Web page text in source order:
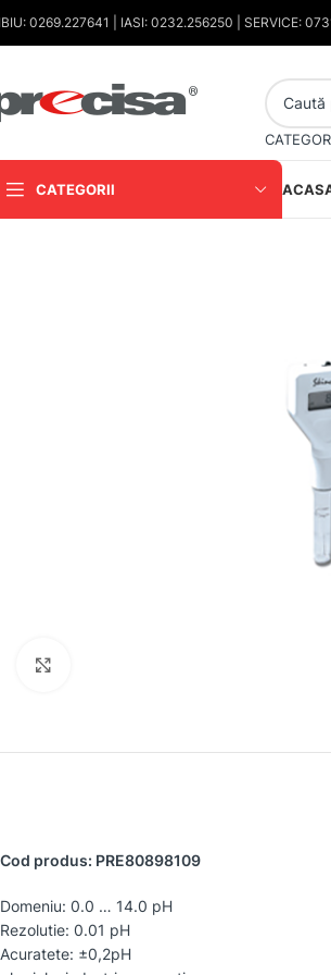
0269.227641 | IASI: 0232.256250 | SERVICE:
CATEGORII
Cod produs: PRE80898109
Domeniu: 0.0 … 14.0 pH
Rezolutie: 0.01 pH
Acuratete: ±0,2pH